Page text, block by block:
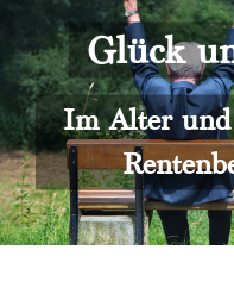
Rente
Rentenberater
Über uns
Kontakt
Glück
Im Alter